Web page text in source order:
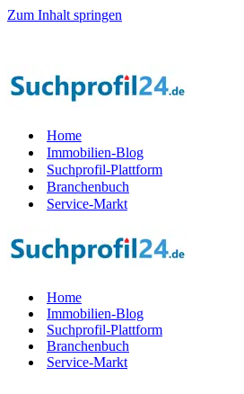
Zum Inhalt springen
Home
Immobilien-Blog
Suchprofil-Plattform
Branchenbuch
Service-Markt
Home
Immobilien-Blog
Suchprofil-Plattform
Branchenbuch
Service-Markt